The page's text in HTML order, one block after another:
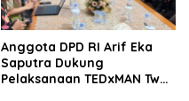
Anggota DPD RI Arif Eka
Saputra Dukung
Pelaksanaan TEDxMAN Two